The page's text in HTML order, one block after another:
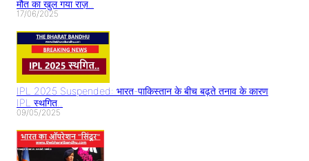
मौत का खुल गया राज़..
17/06/2025
IPL 2025 Suspended: भारत-पाकिस्तान के बीच बढ़ते तनाव के कारण
IPL स्थगित..
09/05/2025